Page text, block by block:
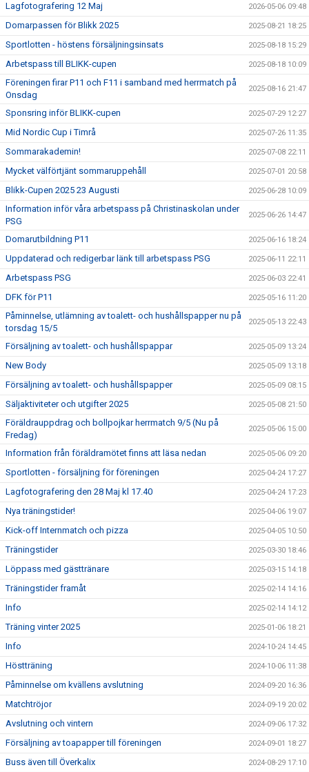
Lagfotografering 12 Maj 2026-05-06 09:48
Domarpassen för Blikk 2025 2025-08-21 18:25
Sportlotten - höstens försäljningsinsats 2025-08-18 15:29
Arbetspass till BLIKK-cupen 2025-08-18 10:09
Föreningen firar P11 och F11 i samband med herrmatch på
Onsdag
2025-08-16 21:47
Sponsring inför BLIKK-cupen 2025-07-29 12:27
Mid Nordic Cup i Timrå 2025-07-26 11:35
Sommarakademin! 2025-07-08 22:11
Mycket välförtjänt sommaruppehåll 2025-07-01 20:58
Blikk-Cupen 2025 23 Augusti 2025-06-28 10:09
Information inför våra arbetspass på Christinaskolan under
PSG
2025-06-26 14:47
Domarutbildning P11 2025-06-16 18:24
Uppdaterad och redigerbar länk till arbetspass PSG 2025-06-11 22:11
Arbetspass PSG 2025-06-03 22:41
DFK för P11 2025-05-16 11:20
Påminnelse, utlämning av toalett- och hushållspapper nu på
torsdag 15/5
2025-05-13 22:43
Försäljning av toalett- och hushållspappar 2025-05-09 13:24
New Body 2025-05-09 13:18
Försäljning av toalett- och hushållspapper 2025-05-09 08:15
Säljaktiviteter och utgifter 2025 2025-05-08 21:50
Föräldrauppdrag och bollpojkar herrmatch 9/5 (Nu på
Fredag)
2025-05-06 15:00
Information från föräldramötet finns att läsa nedan 2025-05-06 09:20
Sportlotten - försäljning för föreningen 2025-04-24 17:27
Lagfotografering den 28 Maj kl 17.40 2025-04-24 17:23
Nya träningstider! 2025-04-06 19:07
Kick-off Internmatch och pizza 2025-04-05 10:50
Träningstider 2025-03-30 18:46
Löppass med gästtränare 2025-03-15 14:18
Träningstider framåt 2025-02-14 14:16
Info 2025-02-14 14:12
Träning vinter 2025 2025-01-06 18:21
Info 2024-10-24 14:45
Höstträning 2024-10-06 11:38
Påminnelse om kvällens avslutning 2024-09-20 16:36
Matchtröjor 2024-09-19 20:02
Avslutning och vintern 2024-09-06 17:32
Försäljning av toapapper till föreningen 2024-09-01 18:27
Buss även till Överkalix 2024-08-29 17:10